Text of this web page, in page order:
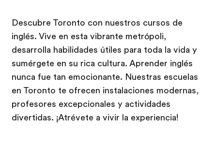
Trabajos
Únete al equipo
Descubre Toronto con nuestros cursos de
inglés. Vive en esta vibrante metrópoli,
desarrolla habilidades útiles para toda la vida y
sumérgete en su rica cultura. Aprender inglés
nunca fue tan emocionante. Nuestras escuelas
en Toronto te ofrecen instalaciones modernas,
profesores excepcionales y actividades
divertidas. ¡Atrévete a vivir la experiencia!